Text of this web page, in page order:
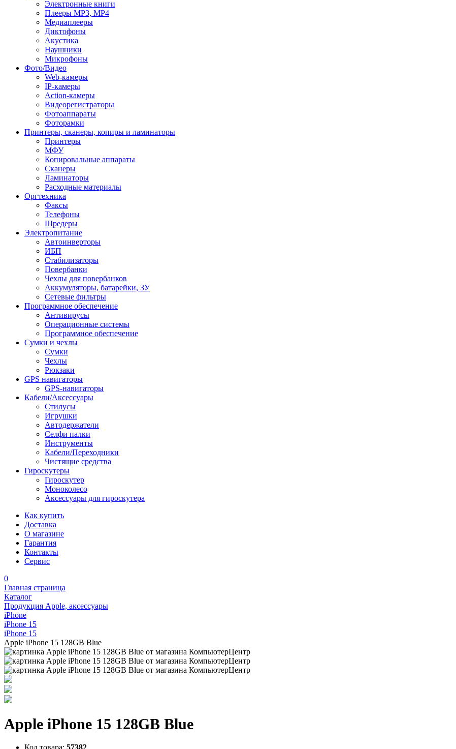
Электронные книги
Плееры MP3, MP4
Медиаплееры
Диктофоны
Акустика
Наушники
Микрофоны
Фото/Видео
Web-камеры
IP-камеры
Action-камеры
Видеорегистраторы
Фотоаппараты
Фоторамки
Принтеры, сканеры, копиры и ламинаторы
Принтеры
МФУ
Копировальные аппараты
Сканеры
Ламинаторы
Расходные материалы
Оргтехника
Факсы
Телефоны
Шредеры
Электропитание
Автоинверторы
ИБП
Стабилизаторы
Повербанки
Чехлы для повербанков
Аккумуляторы, батарейки, ЗУ
Сетевые фильтры
Программное обеспечение
Антивирусы
Операционные системы
Программное обеспечение
Сумки и чехлы
Сумки
Чехлы
Рюкзаки
GPS навигаторы
GPS-навигаторы
Кабели/Аксессуары
Стилусы
Игрушки
Автодержатели
Селфи палки
Инструменты
Кабели/Переходники
Чистящие средства
Гироскутеры
Гироскутер
Моноколесо
Аксессуары для гироскутера
Как купить
Доставка
О магазине
Гарантия
Контакты
Сервис
0
Главная страница
Каталог
Продукция Apple, аксессуары
iPhone
iPhone 15
iPhone 15
Apple iPhone 15 128GB Blue
Apple iPhone 15 128GB Blue